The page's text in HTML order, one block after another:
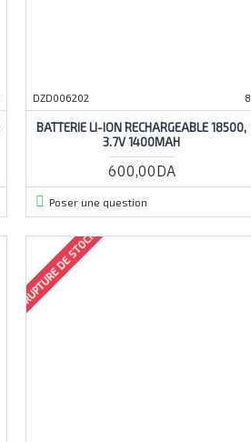
DZD006202 8
BATTERIE LI-ION RECHARGEABLE 18500,
3.7V 1400MAH
600,00DA
Poser une question
RUPTURE DE STOCK